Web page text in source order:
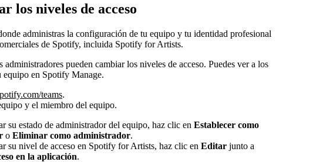
los niveles de acceso
administras la configuración de tu equipo y tu identidad profesional
de Spotify, incluida Spotify for Artists.
administradores pueden cambiar los niveles de acceso. Puedes ver a los
equipo en Spotify Manage.
teams.
y el miembro del equipo.
su estado de administrador del equipo, haz clic en Establecer como
o Eliminar como administrador.
su nivel de acceso en Spotify for Artists, haz clic en Editar junto a
en la aplicación.